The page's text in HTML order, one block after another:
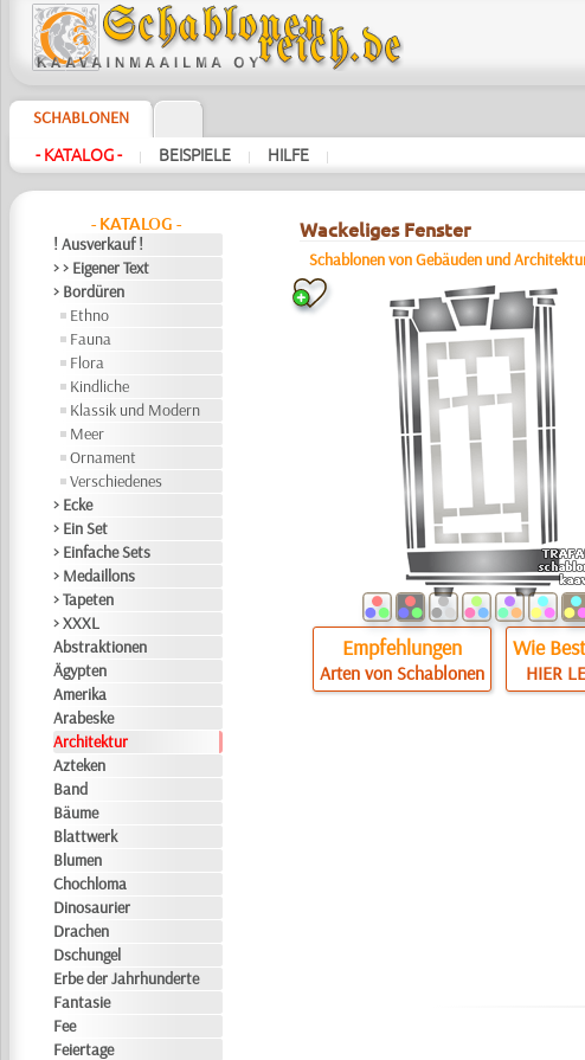
SCHABLONEN
- KATALOG - | BEISPIELE | HILFE |
- KATALOG -
! Ausverkauf !
> > Eigener Text
> Bordüren
Ethno
Fauna
Flora
Kindliche
Klassik und Modern
Meer
Ornament
Verschiedenes
> Ecke
> Ein Set
> Einfache Sets
> Medaillons
> Tapeten
> XXXL
Abstraktionen
Ägypten
Amerika
Arabeske
Architektur
Azteken
Band
Bäume
Blattwerk
Blumen
Chochloma
Dinosaurier
Drachen
Dschungel
Erbe der Jahrhunderte
Fantasie
Fee
Feiertage
Wackeliges Fenster
Schablonen von Gebäuden und
Empfehlungen
Arten von Schablonen
Wie
HIER